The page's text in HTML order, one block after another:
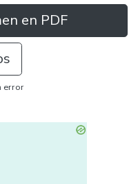
en PDF
error